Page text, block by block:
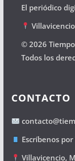
El periódico
© 2026
Todos los
CONTACTO
Escríbenos
Villavicencio,